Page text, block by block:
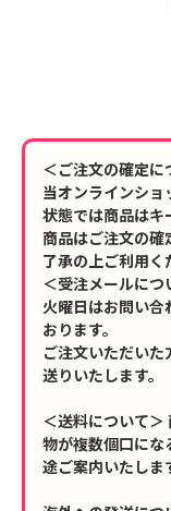
＜ご注文の確定に
当オンラインショ
状態では商品はキ
商品はご注文の確
了承の上ご利用く
＜受注メールにつ
火曜日はお問い合
おります。
ご注文いただい
送りいたします。
＜送料について＞
物が複数個口にな
途ご案内いたしま